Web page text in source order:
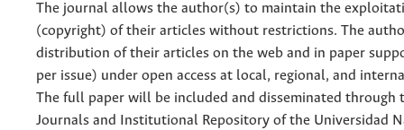
The journal allows the author(s) to maintain the
(copyright) of their articles without restrictions. The
distribution of their articles on the web and in paper
per issue) under open access at local, regional, and
The full paper will be included and disseminated through
Journals and Institutional Repository of the Universidad